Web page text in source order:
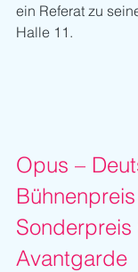
ein Referat zu
Halle 11.
Opus –
Avantgarde